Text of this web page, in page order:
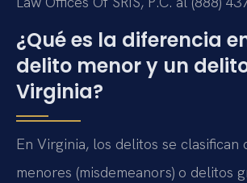
¿Qué es la diferencia
delito menor y un
Virginia?
En Virginia, los delitos se clasifican
menores (misdemeanors) o delitos